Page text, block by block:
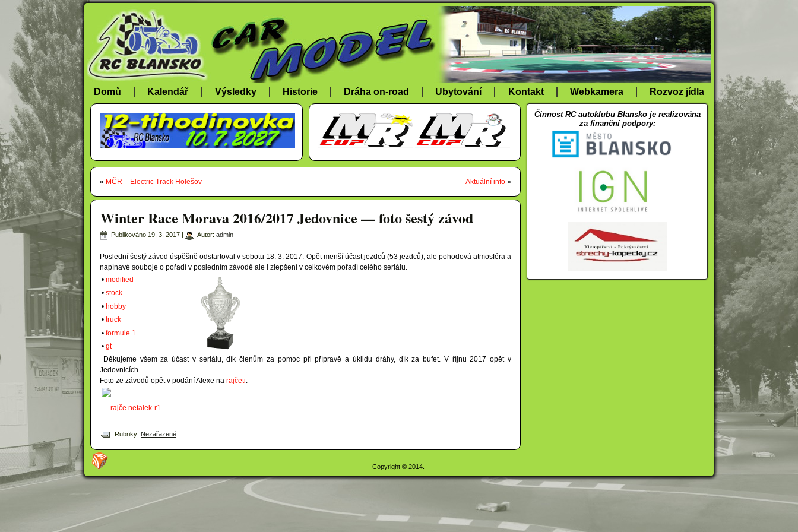
Domů Kalendář Výsledky Historie Dráha on-road Ubytování Kontakt Webkamera Rozvoz jídla
« MČR – Electric Track Holešov Aktuální info »
Winter Race Morava 2016/2017 Jedovnice — foto šestý závod
Publikováno 19. 3. 2017 Autor: admin
Poslední šestý závod úspěšně odstartoval v sobotu 18. 3. 2017. Opět menší účast jezdců (53 jezdců), ale pohodová atmosféra a
napínavé souboje o pořadí v posledním závodě ale i zlepšení v celkovém pořadí celého seriálu.
• modified
• stock
• hobby
• truck
• formule 1
• gt
Děkujeme všem za účast v seriálu, dík členům za pomoc při přípravě a úklidu dráhy, dík za bufet. V říjnu 2017 opět v
Jedovnicích.
Foto ze závodů opět v podání Alexe na rajčeti.
alek-r1
rajče.net
Rubriky: Nezařazené
Činnost RC autoklubu Blansko je realizována
za finanční podpory:
Copyright © 2014.